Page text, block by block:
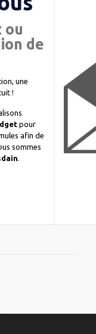
ou
de
une
!
pour
afin de
sommes
.